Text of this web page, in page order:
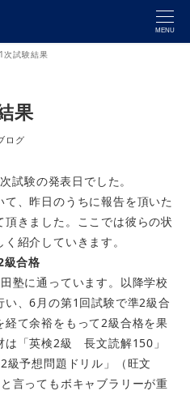
MENU
次試験結果
果
リー
ログ
試験の発表日でした。
、昨日のうちに報告を頂いた
きました。ここでは彼らの状
紹介していきます。
級合格
塾に通っています。以降学校
、6月の第1回試験で準2級合
て余裕をもって2級合格を果
は「英検2級 長文読解150」
級予想問題ドリル」（旺文
言ってもボキャブラリーが重